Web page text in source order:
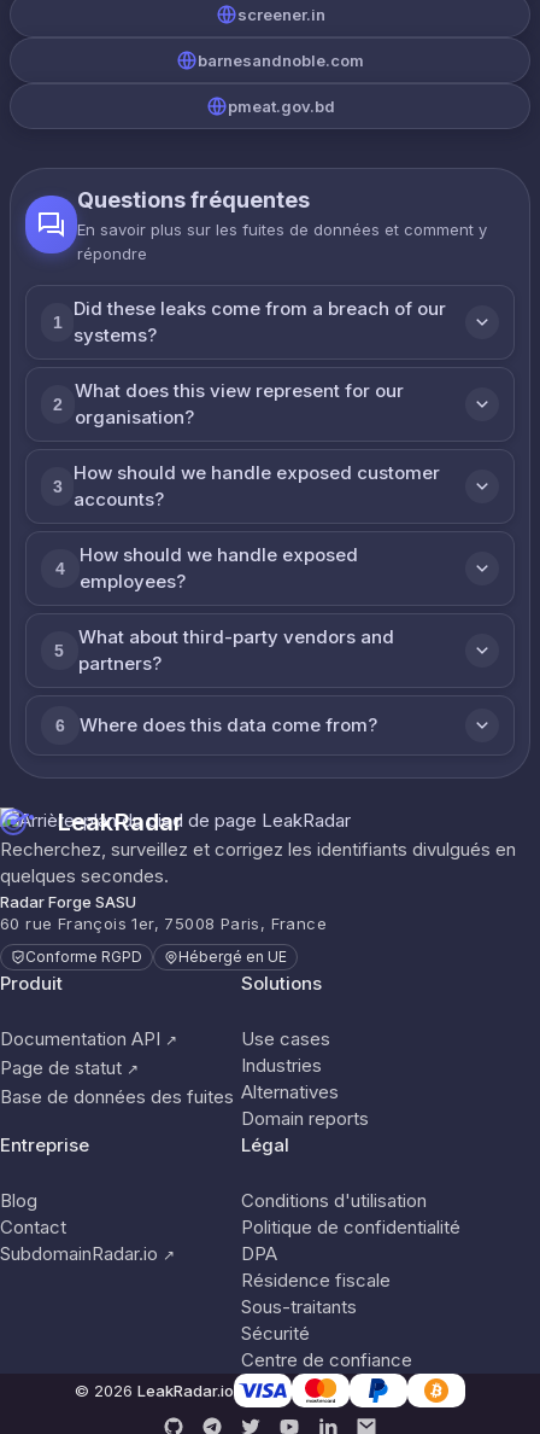
screener.in
barnesandnoble.com
pmeat.gov.bd
Questions fréquentes
En savoir plus sur les fuites de données et comment y
répondre
1
Did these leaks come from a breach of our
systems?
2
What does this view represent for our
organisation?
3
How should we handle exposed customer
accounts?
4
How should we handle exposed
employees?
5
What about third-party vendors and
partners?
6 Where does this data come from?
LeakRadar
Recherchez, surveillez et corrigez les identifiants divulgués en
quelques secondes.
Radar Forge SASU
60 rue François 1er, 75008 Paris, France
Conforme RGPD Hébergé en UE
Produit
Documentation API ↗
Page de statut ↗
Base de données des fuites
Solutions
Use cases
Industries
Alternatives
Domain reports
Entreprise
Blog
Contact
SubdomainRadar.io ↗
Légal
Conditions d'utilisation
Politique de confidentialité
DPA
Résidence fiscale
Sous-traitants
Sécurité
Centre de confiance
© 2026 LeakRadar.io